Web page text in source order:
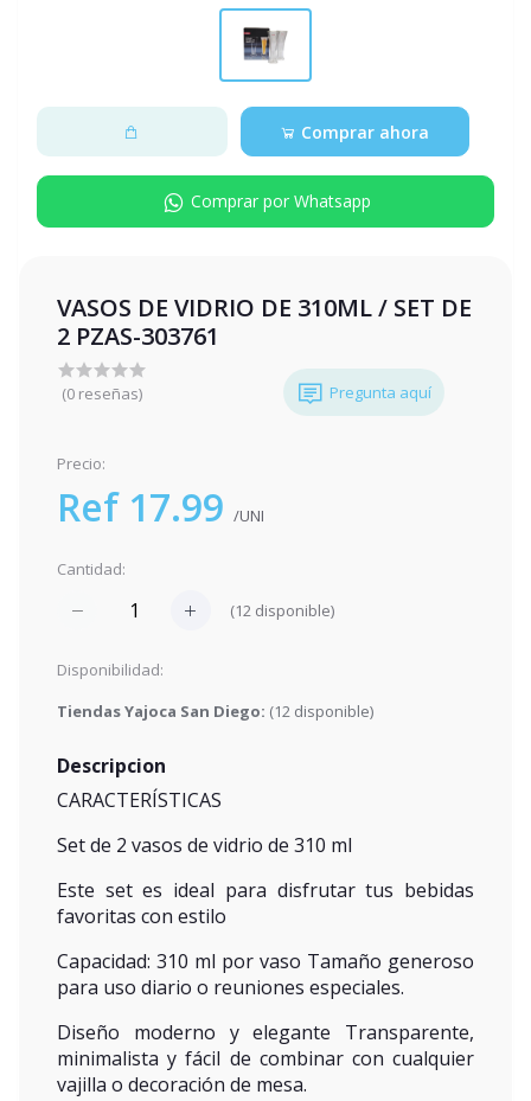
Comprar ahora
Comprar por Whatsapp
VASOS DE VIDRIO DE 310ML / SET DE
2 PZAS-303761
(0 reseñas) Pregunta aquí
Precio:
Ref 17.99 /UNI
Cantidad:
(12 disponible)
Disponibilidad:
Tiendas Yajoca San Diego: (12 disponible)
Descripcion
CARACTERÍSTICAS
Set de 2 vasos de vidrio de 310 ml
Este set es ideal para disfrutar tus bebidas
favoritas con estilo
Capacidad: 310 ml por vaso Tamaño generoso
para uso diario o reuniones especiales.
Diseño moderno y elegante Transparente,
minimalista y fácil de combinar con cualquier
vajilla o decoración de mesa.